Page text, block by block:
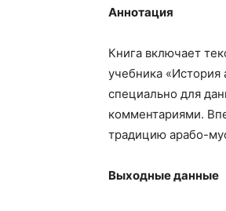
Аннотация
Книга включает
учебника
специально для
комментариями.
традицию арабо-
Выходные данные